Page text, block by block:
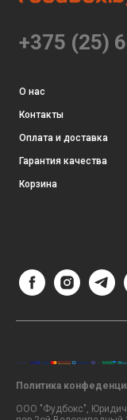
+375 (25)
О нас
Контакты
Оплата и доставка
Гарантия качества
Корзина
Политика
ООО "Фудбокс",